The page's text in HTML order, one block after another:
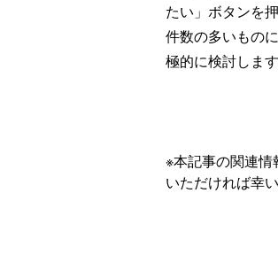
たい」ボタンを
件数の多いもの
極的に検討します
※本記事の関連
いただければ幸